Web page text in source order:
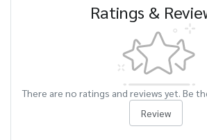
Ratings &
There are no ratings and reviews yet. Be
Review